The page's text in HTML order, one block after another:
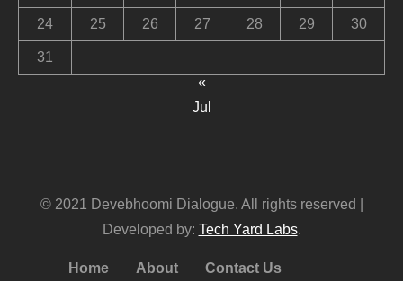
24 25 26 27 28 29 30
31
«
Jul
© 2021 Devebhoomi Dialogue. All rights reserved |
Developed by: Tech Yard Labs.
Home About Contact Us